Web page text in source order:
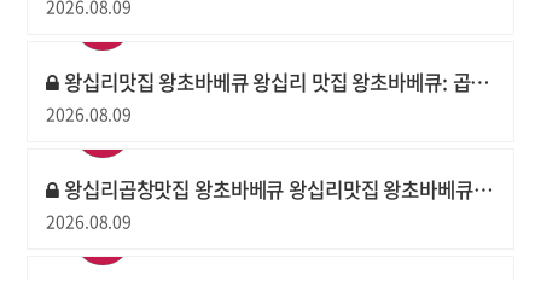
2026.08.09
왕십리맛집 왕초바베큐 왕십리 맛집 왕초바베큐: 곱창 바베큐에 치밥까지! 잊지 못할 데이트
2026.08.09
왕십리곱창맛집 왕초바베큐 왕십리맛집 왕초바베큐: 바삭함과 촉촉함의 황홀한 조화!
2026.08.09